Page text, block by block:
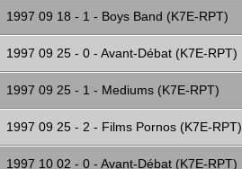
1997 09 18 - 1 - Boys Band (K7E-RPT)
1997 09 25 - 0 - Avant-Débat (K7E-RPT)
1997 09 25 - 1 - Mediums (K7E-RPT)
1997 09 25 - 2 - Films Pornos (K7E-RPT)
1997 10 02 - 0 - Avant-Débat (K7E-RPT)